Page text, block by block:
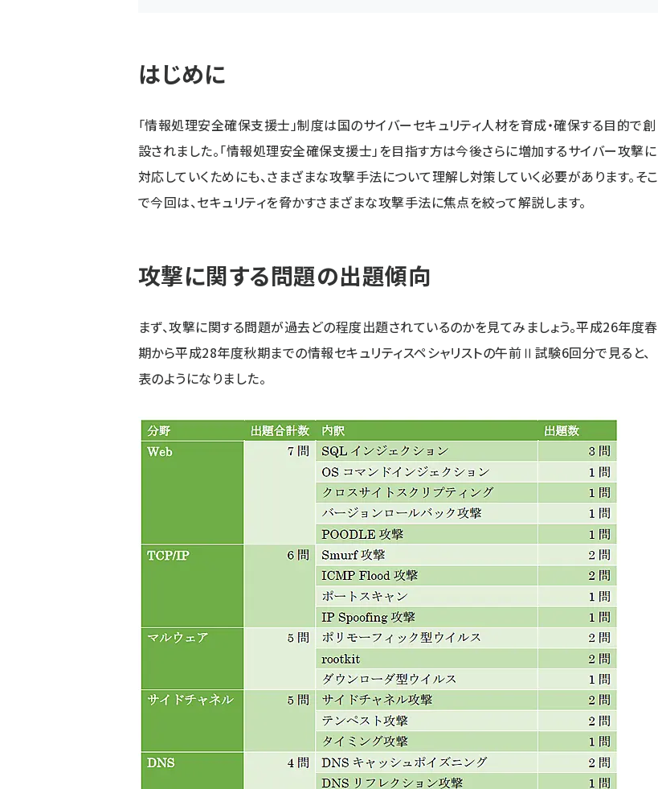
はじめに
「情報処理安全確保支援士」制度は国のサイバーセキュリティ人材を育成・確保する目的で創
設されました。「情報処理安全確保支援士」を目指す方は今後さらに増加するサイバー攻撃に
対応していくためにも、さまざまな攻撃手法について理解し対策していく必要があります。そこ
で今回は、セキュリティを脅かすさまざまな攻撃手法に焦点を絞って解説します。
攻撃に関する問題の出題傾向
まず、攻撃に関する問題が過去どの程度出題されているのかを見てみましょう。平成26年度春
期から平成28年度秋期までの情報セキュリティスペシャリストの午前Ⅱ試験6回分で見ると、
表のようになりました。